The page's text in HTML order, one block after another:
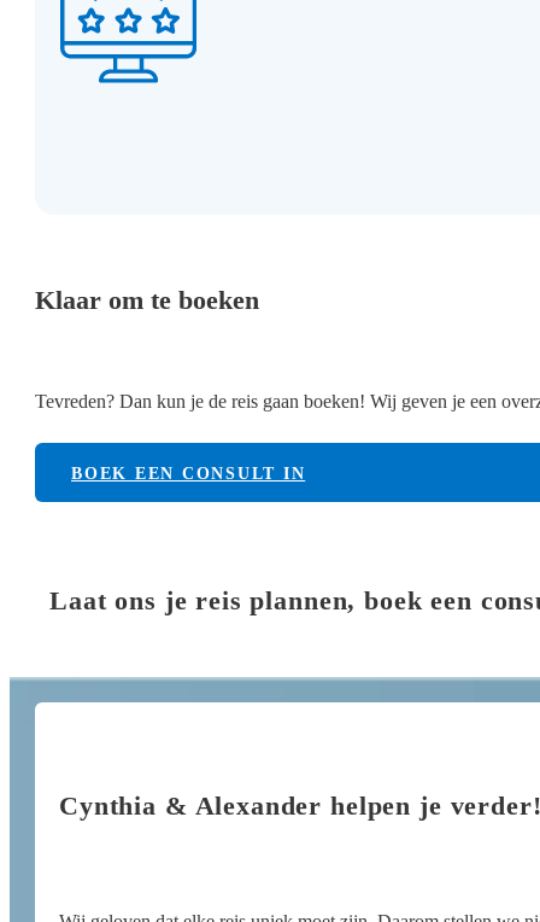
Klaar om te boeken
Tevreden? Dan kun je de reis gaan boeken! Wij geven je een
BOEK EEN CONSULT IN
Laat ons je reis plannen, boek een
Cynthia & Alexander helpen je